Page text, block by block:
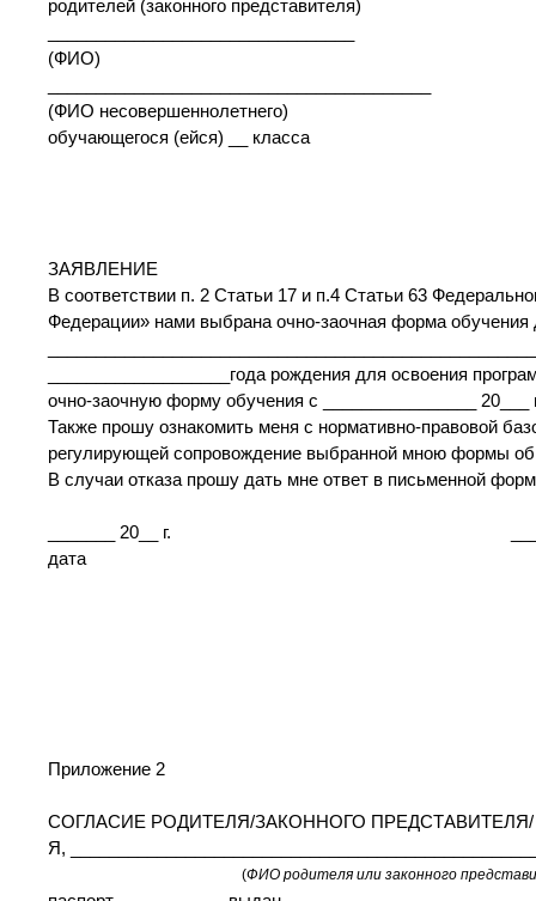
родителей (законного представителя)
(ФИО)
(ФИО несовершеннолетнего)
обучающегося (ейся) __ класса
ЗАЯВЛЕНИЕ
В соответствии п. 2 Статьи 17 и п.4 Статьи 63
Федерации» нами выбрана очно-заочная форма обучения
___________________года рождения для освоения
очно-заочную форму обучения с ________________ 20___
Также прошу ознакомить меня с нормативно-правовой
регулирующей сопровождение выбранной мною формы
В случаи отказа прошу дать мне ответ в письменной
_______ 20__ г. _____________/
дата подпись
Приложение 2
СОГЛАСИЕ РОДИТЕЛЯ/ЗАКОННОГО ПРЕДСТАВИТЕЛЯ/
Я,
(ФИО родителя или законного